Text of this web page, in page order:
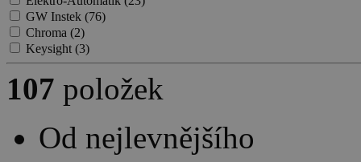
GW Instek (76)
Chroma (2)
Keysight(3)
107 položek
Od nejlevnějšího